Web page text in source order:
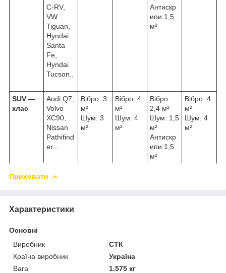
C-RV,
VW
Tiguan,
Hyndai
Santa
Fe,
Hyndai
Tucson..
Антискр
ипи:1,5
м²
SUV ―
клас
Audi Q7,
Volvo
XC90,
Nissan
Pathifind
er...
Вібро: 3
м²
Шум: 3
м²
Вібро: 4
м²
Шум: 4
м²
Вібро:
2,4 м²
Шум: 1,5
м²
Антискр
ипи:1,5
м²
Вібро: 4
м²
Шум: 4
м²
Приховати
Характеристики
Основні
Виробник
СТК
Країна виробник
Україна
Вага
1.575 кг